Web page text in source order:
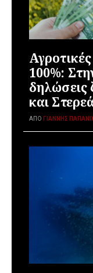
100%:
δηλώσεις
και
ΑΠΌ ΓΙΆΝΝΗΣ